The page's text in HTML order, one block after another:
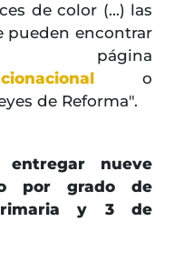
de color (...) las
pueden encontrar
o
de Reforma".
nueve
por grado de
y 3 de